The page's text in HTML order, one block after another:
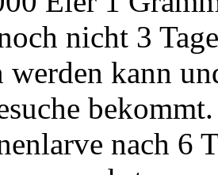
nicht 3
kann
bekommt.
nach 6